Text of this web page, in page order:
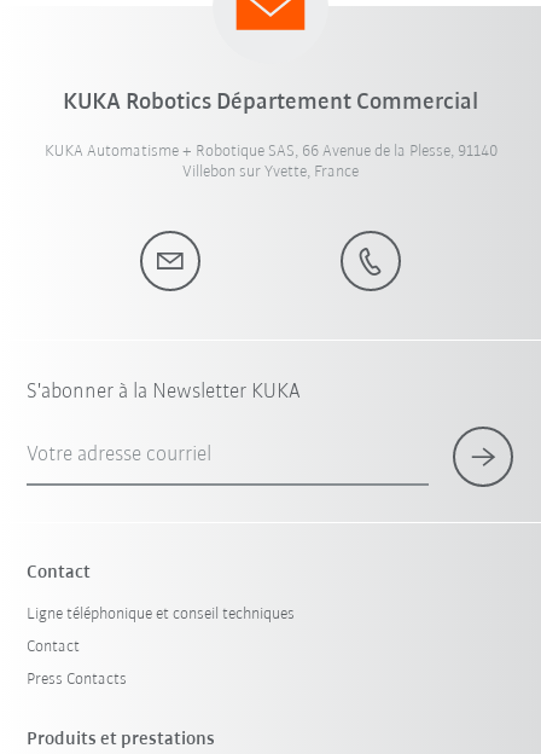
KUKA Robotics Département Commercial
KUKA Automatisme + Robotique SAS, 66 Avenue de la Plesse, 91140
Villebon sur Yvette, France
S'abonner à la Newsletter KUKA
Votre adresse courriel
Contact
Ligne téléphonique et conseil techniques
Contact
Press Contacts
Produits et prestations